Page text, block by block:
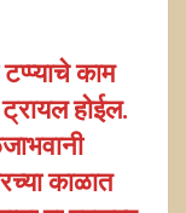
काम
होईल.
काळात